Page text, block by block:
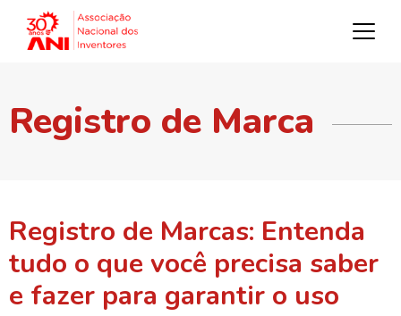
Registro de Marca
Registro de Marcas: Entenda
tudo o que você precisa saber
e fazer para garantir o uso